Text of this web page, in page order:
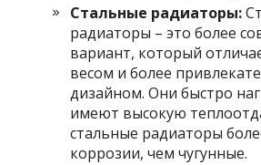
Стальные радиаторы:
радиаторы – это более
вариант, который
весом и более
дизайном. Они быстро
имеют высокую
стальные радиаторы
коррозии, чем чугунные.